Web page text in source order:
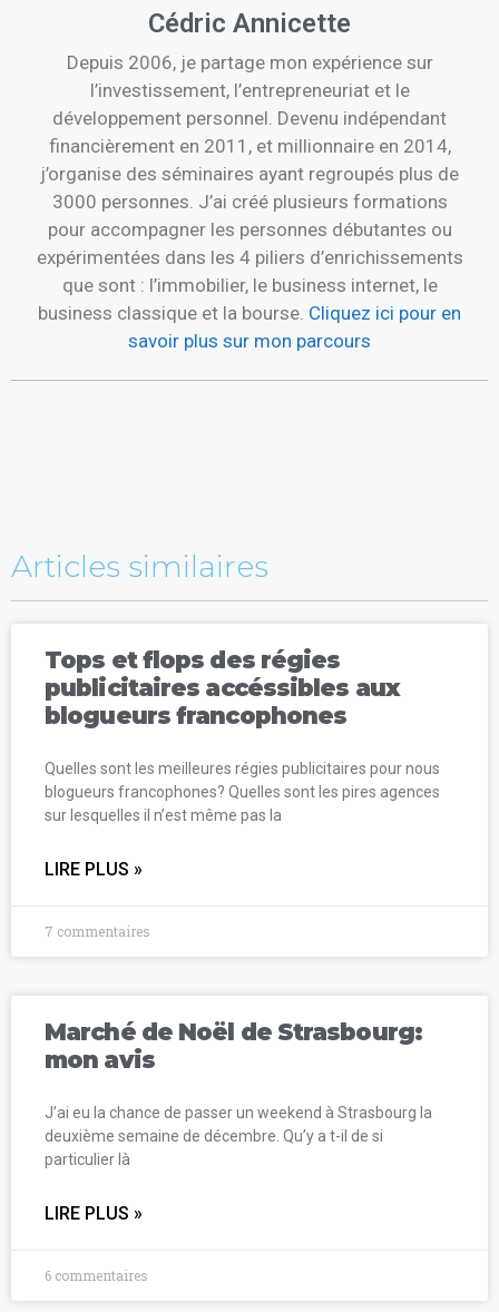
Cédric Annicette
Depuis 2006, je partage mon expérience sur
l’investissement, l’entrepreneuriat et le
développement personnel. Devenu indépendant
financièrement en 2011, et millionnaire en 2014,
j’organise des séminaires ayant regroupés plus de
3000 personnes. J’ai créé plusieurs formations
pour accompagner les personnes débutantes ou
expérimentées dans les 4 piliers d’enrichissements
que sont : l’immobilier, le business internet, le
business classique et la bourse. Cliquez ici pour en
savoir plus sur mon parcours
Articles similaires
Tops et flops des régies
publicitaires accéssibles aux
blogueurs francophones
Quelles sont les meilleures régies publicitaires pour nous
blogueurs francophones? Quelles sont les pires agences
sur lesquelles il n’est même pas la
LIRE PLUS »
7 commentaires
Marché de Noël de Strasbourg:
mon avis
J’ai eu la chance de passer un weekend à Strasbourg la
deuxième semaine de décembre. Qu’y a t-il de si
particulier là
LIRE PLUS »
6 commentaires